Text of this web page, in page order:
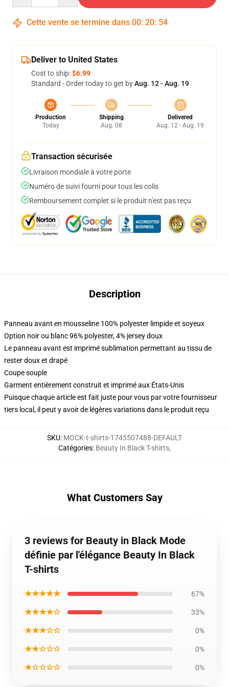
Cette vente se termine dans 00: 20: 54
Deliver to United States
Cost to ship:$6.99
Standard - Order today to get byAug. 12 - Aug. 19
Production
Today
Shipping
Aug. 08
Delivered
Aug. 12 - Aug. 19
Transaction sécurisée
Livraison mondiale à votre porte
Numéro de suivi fourni pour tous les colis
Remboursement complet si le produit n'est pas reçu
Description
Panneau avant en mousseline 100% polyester limpide et soyeux
Option noir ou blanc 96% polyester, 4% jersey doux
Le panneau avant est imprimé sublimation permettant au tissu de
rester doux et drapé
Coupe souple
Garment entièrement construit et imprimé aux États-Unis
Puisque chaque article est fait juste pour vous par votre fournisseur
tiers local, il peut y avoir de légères variations dans le produit reçu
SKU: MOCK-t-shirts-1745507488-DEFAULT
Catégories: Beauty In Black T-shirts,
What Customers Say
3 reviews for Beauty in Black Mode
définie par l'élégance Beauty In Black
T-shirts
★★★★★ 67%
★★★★☆ 33%
★★★☆☆ 0%
★★☆☆☆ 0%
★☆☆☆☆ 0%